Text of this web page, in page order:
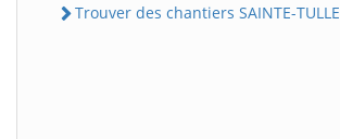
Trouver des chantiers SAINTE-TULLE